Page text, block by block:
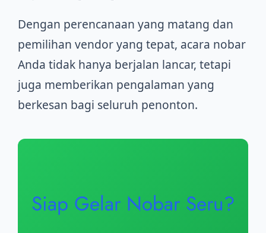
Dengan perencanaan yang matang dan
pemilihan vendor yang tepat, acara nobar
Anda tidak hanya berjalan lancar, tetapi
juga memberikan pengalaman yang
berkesan bagi seluruh penonton.
Siap Gelar Nobar Seru?